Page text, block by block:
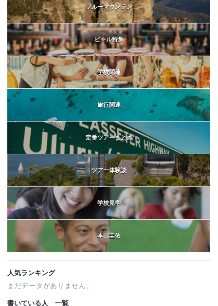
ブルーマウンテン
ビール特集
学校関連
旅行関連
定番ツアーまとめ
ツアー体験談
学校見学
本田圭佑
人気ランキング
まだデータがありません。
書いている人 一覧